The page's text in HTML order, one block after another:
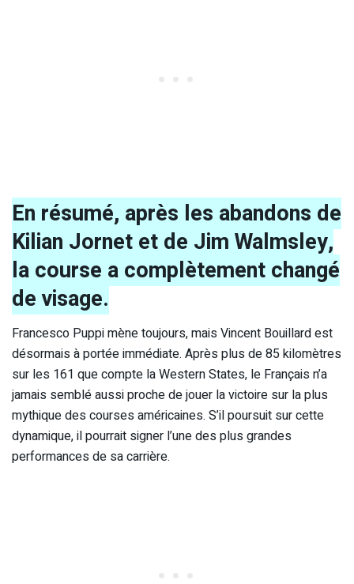
En résumé, après les abandons de
Kilian Jornet et de Jim Walmsley,
la course a complètement changé
de visage.
Francesco Puppi mène toujours, mais Vincent Bouillard est
désormais à portée immédiate. Après plus de 85 kilomètres
sur les 161 que compte la Western States, le Français n’a
jamais semblé aussi proche de jouer la victoire sur la plus
mythique des courses américaines. S’il poursuit sur cette
dynamique, il pourrait signer l’une des plus grandes
performances de sa carrière.